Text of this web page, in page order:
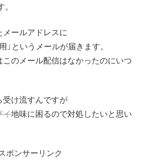
ールアドレスに
」というメールが届きます。
のメール配信はなかったのにいつ
受け流すんですが
イ地味に困るので対処したいと思い
ポンサーリンク